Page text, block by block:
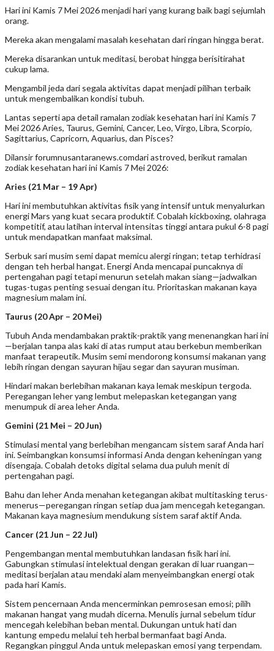
Hari ini Kamis 7 Mei 2026 menjadi hari yang kurang baik bagi sejumlah
orang.
Mereka akan mengalami masalah kesehatan dari ringan hingga berat.
Mereka disarankan untuk meditasi, berobat hingga berisitirahat
cukup lama.
Mengambil jeda dari segala aktivitas dapat menjadi pilihan terbaik
untuk mengembalikan kondisi tubuh.
Lantas seperti apa detail ramalan zodiak kesehatan hari ini Kamis 7
Mei 2026 Aries, Taurus, Gemini, Cancer, Leo, Virgo, Libra, Scorpio,
Sagittarius, Capricorn, Aquarius, dan Pisces?
Dilansir forumnusantaranews.comdari astroved, berikut ramalan
zodiak kesehatan hari ini Kamis 7 Mei 2026:
Aries (21 Mar – 19 Apr)
Hari ini membutuhkan aktivitas fisik yang intensif untuk menyalurkan
energi Mars yang kuat secara produktif. Cobalah kickboxing, olahraga
kompetitif, atau latihan interval intensitas tinggi antara pukul 6-8 pagi
untuk mendapatkan manfaat maksimal.
Serbuk sari musim semi dapat memicu alergi ringan; tetap terhidrasi
dengan teh herbal hangat. Energi Anda mencapai puncaknya di
pertengahan pagi tetapi menurun setelah makan siang—jadwalkan
tugas-tugas penting sesuai dengan itu. Prioritaskan makanan kaya
magnesium malam ini.
Taurus (20 Apr – 20 Mei)
Tubuh Anda mendambakan praktik-praktik yang menenangkan hari ini
—berjalan tanpa alas kaki di atas rumput atau berkebun memberikan
manfaat terapeutik. Musim semi mendorong konsumsi makanan yang
lebih ringan dengan sayuran hijau segar dan sayuran musiman.
Hindari makan berlebihan makanan kaya lemak meskipun tergoda.
Peregangan leher yang lembut melepaskan ketegangan yang
menumpuk di area leher Anda.
Gemini (21 Mei – 20 Jun)
Stimulasi mental yang berlebihan mengancam sistem saraf Anda hari
ini. Seimbangkan konsumsi informasi Anda dengan keheningan yang
disengaja. Cobalah detoks digital selama dua puluh menit di
pertengahan pagi.
Bahu dan leher Anda menahan ketegangan akibat multitasking terus-
menerus—peregangan ringan setiap dua jam mencegah ketegangan.
Makanan kaya magnesium mendukung sistem saraf aktif Anda.
Cancer (21 Jun – 22 Jul)
Pengembangan mental membutuhkan landasan fisik hari ini.
Gabungkan stimulasi intelektual dengan gerakan di luar ruangan—
meditasi berjalan atau mendaki alam menyeimbangkan energi otak
pada hari Kamis.
Sistem pencernaan Anda mencerminkan pemrosesan emosi; pilih
makanan hangat yang mudah dicerna. Menulis jurnal sebelum tidur
mencegah kelebihan beban mental. Dukungan untuk hati dan
kantung empedu melalui teh herbal bermanfaat bagi Anda.
Regangkan pinggul Anda untuk melepaskan emosi yang terpendam.